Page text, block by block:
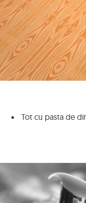
Tot cu pasta de